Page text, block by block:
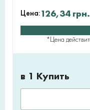
Цена:126,34 грн.
*Цена
в 1 Купить